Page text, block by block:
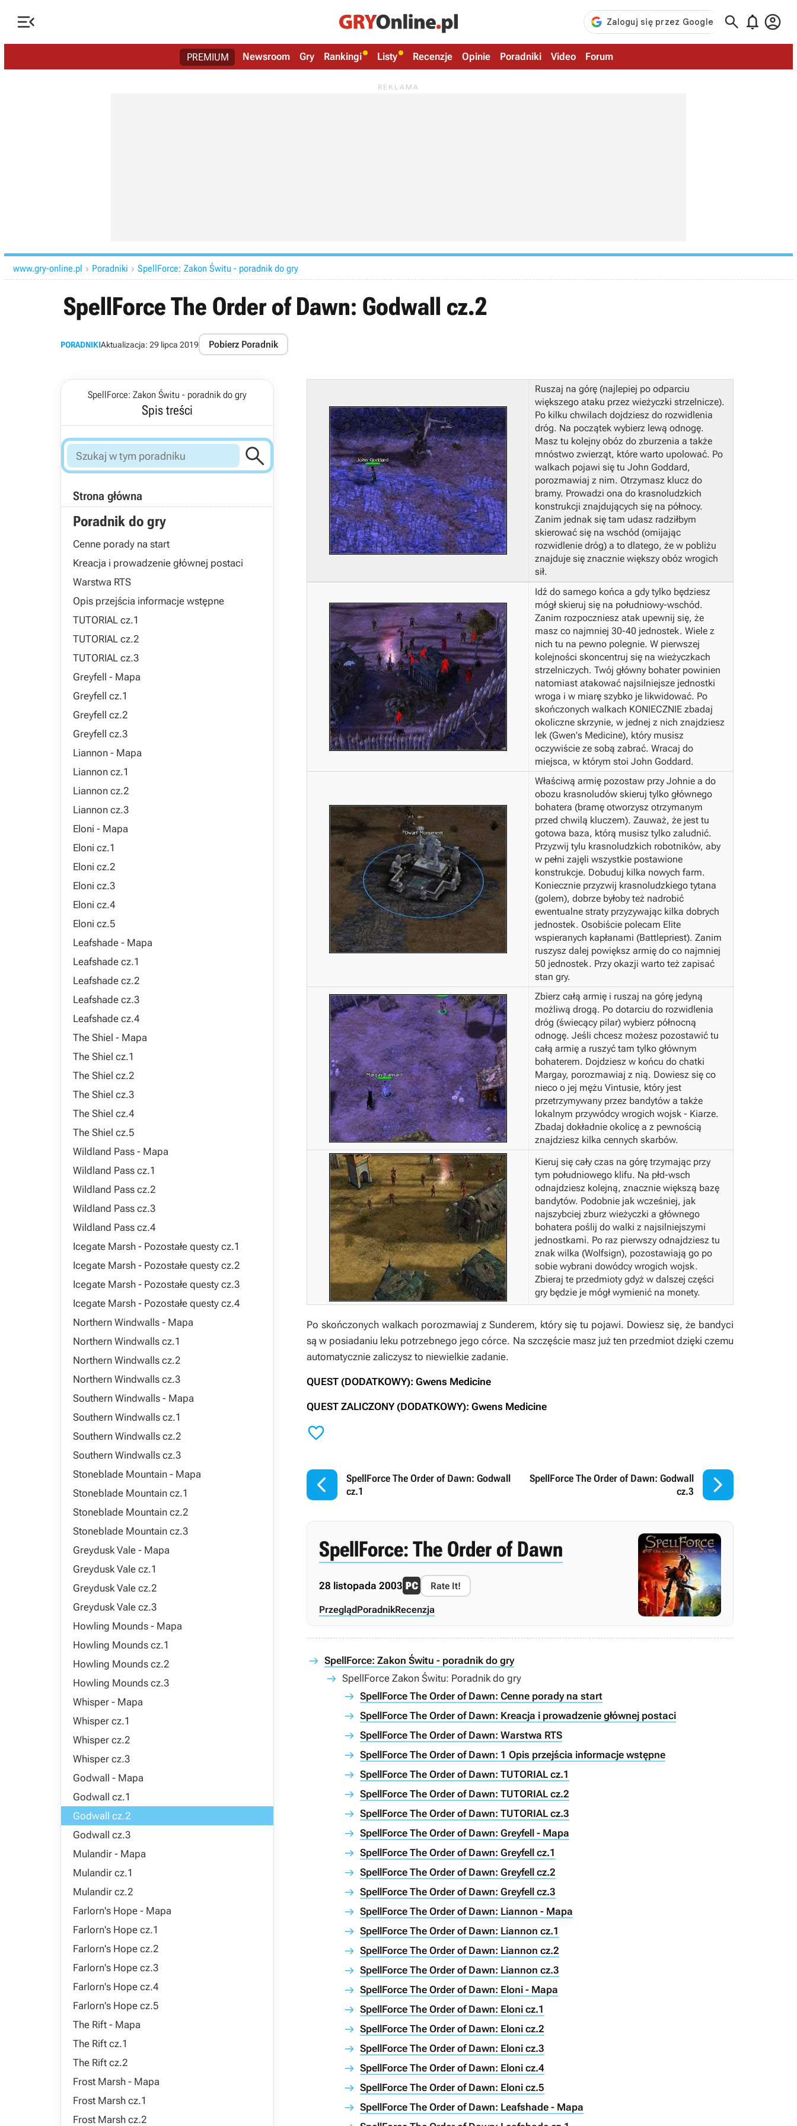
   
PREMIUM Newsroom Gry Rankingi Listy Recenzje Opinie Poradniki Video Forum
www.gry-online.pl  Poradniki  SpellForce: Zakon Świtu - poradnik do gry
SpellForce The Order of Dawn: Godwall cz.2
PORADNIKIAktualizacja: 29 lipca 2019 Pobierz Poradnik
SpellForce: Zakon Świtu - poradnik do gry
Spis treści

Strona główna
Poradnik do gry
Cenne porady na start
Kreacja i prowadzenie głównej postaci
Warstwa RTS
Opis przejścia informacje wstępne
TUTORIAL cz.1
TUTORIAL cz.2
TUTORIAL cz.3
Greyfell - Mapa
Greyfell cz.1
Greyfell cz.2
Greyfell cz.3
Liannon - Mapa
Liannon cz.1
Liannon cz.2
Liannon cz.3
Eloni - Mapa
Eloni cz.1
Eloni cz.2
Eloni cz.3
Eloni cz.4
Eloni cz.5
Leafshade - Mapa
Leafshade cz.1
Leafshade cz.2
Leafshade cz.3
Leafshade cz.4
The Shiel - Mapa
The Shiel cz.1
The Shiel cz.2
The Shiel cz.3
The Shiel cz.4
The Shiel cz.5
Wildland Pass - Mapa
Wildland Pass cz.1
Wildland Pass cz.2
Wildland Pass cz.3
Wildland Pass cz.4
Icegate Marsh - Pozostałe questy cz.1
Icegate Marsh - Pozostałe questy cz.2
Icegate Marsh - Pozostałe questy cz.3
Icegate Marsh - Pozostałe questy cz.4
Northern Windwalls - Mapa
Northern Windwalls cz.1
Northern Windwalls cz.2
Northern Windwalls cz.3
Southern Windwalls - Mapa
Southern Windwalls cz.1
Southern Windwalls cz.2
Southern Windwalls cz.3
Stoneblade Mountain - Mapa
Stoneblade Mountain cz.1
Stoneblade Mountain cz.2
Stoneblade Mountain cz.3
Greydusk Vale - Mapa
Greydusk Vale cz.1
Greydusk Vale cz.2
Greydusk Vale cz.3
Howling Mounds - Mapa
Howling Mounds cz.1
Howling Mounds cz.2
Howling Mounds cz.3
Whisper - Mapa
Whisper cz.1
Whisper cz.2
Whisper cz.3
Godwall - Mapa
Godwall cz.1
Godwall cz.2
Godwall cz.3
Mulandir - Mapa
Mulandir cz.1
Mulandir cz.2
Farlorn's Hope - Mapa
Farlorn's Hope cz.1
Farlorn's Hope cz.2
Farlorn's Hope cz.3
Farlorn's Hope cz.4
Farlorn's Hope cz.5
The Rift - Mapa
The Rift cz.1
The Rift cz.2
Frost Marsh - Mapa
Frost Marsh cz.1
Frost Marsh cz.2
Ruszaj na górę (najlepiej po odparciu
większego ataku przez wieżyczki strzelnicze).
Po kilku chwilach dojdziesz do rozwidlenia
dróg. Na początek wybierz lewą odnogę.
Masz tu kolejny obóz do zburzenia a także
mnóstwo zwierząt, które warto upolować. Po
walkach pojawi się tu John Goddard,
porozmawiaj z nim. Otrzymasz klucz do
bramy. Prowadzi ona do krasnoludzkich
konstrukcji znajdujących się na północy.
Zanim jednak się tam udasz radziłbym
skierować się na wschód (omijając
rozwidlenie dróg) a to dlatego, że w pobliżu
znajduje się znacznie większy obóz wrogich
sił.
Idź do samego końca a gdy tylko będziesz
mógł skieruj się na południowy-wschód.
Zanim rozpoczniesz atak upewnij się, że
masz co najmniej 30-40 jednostek. Wiele z
nich tu na pewno polegnie. W pierwszej
kolejności skoncentruj się na wieżyczkach
strzelniczych. Twój główny bohater powinien
natomiast atakować najsilniejsze jednostki
wroga i w miarę szybko je likwidować. Po
skończonych walkach KONIECZNIE zbadaj
okoliczne skrzynie, w jednej z nich znajdziesz
lek (Gwen's Medicine), który musisz
oczywiście ze sobą zabrać. Wracaj do
miejsca, w którym stoi John Goddard.
Właściwą armię pozostaw przy Johnie a do
obozu krasnoludów skieruj tylko głównego
bohatera (bramę otworzysz otrzymanym
przed chwilą kluczem). Zauważ, że jest tu
gotowa baza, którą musisz tylko zaludnić.
Przyzwij tylu krasnoludzkich robotników, aby
w pełni zajęli wszystkie postawione
konstrukcje. Dobuduj kilka nowych farm.
Koniecznie przyzwij krasnoludzkiego tytana
(golem), dobrze byłoby też nadrobić
ewentualne straty przyzywając kilka dobrych
jednostek. Osobiście polecam Elite
wspieranych kapłanami (Battlepriest). Zanim
ruszysz dalej powiększ armię do co najmniej
50 jednostek. Przy okazji warto też zapisać
stan gry.
Zbierz całą armię i ruszaj na górę jedyną
możliwą drogą. Po dotarciu do rozwidlenia
dróg (świecący pilar) wybierz północną
odnogę. Jeśli chcesz możesz pozostawić tu
całą armię a ruszyć tam tylko głównym
bohaterem. Dojdziesz w końcu do chatki
Margay, porozmawiaj z nią. Dowiesz się co
nieco o jej mężu Vintusie, który jest
przetrzymywany przez bandytów a także
lokalnym przywódcy wrogich wojsk - Kiarze.
Zbadaj dokładnie okolicę a z pewnością
znajdziesz kilka cennych skarbów.
Kieruj się cały czas na górę trzymając przy
tym południowego klifu. Na płd-wsch
odnajdziesz kolejną, znacznie większą bazę
bandytów. Podobnie jak wcześniej, jak
najszybciej zburz wieżyczki a głównego
bohatera poślij do walki z najsilniejszymi
jednostkami. Po raz pierwszy odnajdziesz tu
znak wilka (Wolfsign), pozostawiają go po
sobie wybrani dowódcy wrogich wojsk.
Zbieraj te przedmioty gdyż w dalszej części
gry będzie je mógł wymienić na monety.
Po skończonych walkach porozmawiaj z Sunderem, który się tu pojawi. Dowiesz się, że bandyci
są w posiadaniu leku potrzebnego jego córce. Na szczęście masz już ten przedmiot dzięki czemu
automatycznie zaliczysz to niewielkie zadanie.
QUEST (DODATKOWY): Gwens Medicine
QUEST ZALICZONY (DODATKOWY): Gwens Medicine


SpellForce The Order of Dawn: Godwall
cz.1
SpellForce The Order of Dawn: Godwall
cz.3

SpellForce: The Order of Dawn
28 listopada 2003 Rate It!
PrzeglądPoradnikRecenzja
SpellForce: Zakon Świtu - poradnik do gry
SpellForce Zakon Świtu: Poradnik do gry
SpellForce The Order of Dawn: Cenne porady na start
SpellForce The Order of Dawn: Kreacja i prowadzenie głównej postaci
SpellForce The Order of Dawn: Warstwa RTS
SpellForce The Order of Dawn: 1 Opis przejścia informacje wstępne
SpellForce The Order of Dawn: TUTORIAL cz.1
SpellForce The Order of Dawn: TUTORIAL cz.2
SpellForce The Order of Dawn: TUTORIAL cz.3
SpellForce The Order of Dawn: Greyfell - Mapa
SpellForce The Order of Dawn: Greyfell cz.1
SpellForce The Order of Dawn: Greyfell cz.2
SpellForce The Order of Dawn: Greyfell cz.3
SpellForce The Order of Dawn: Liannon - Mapa
SpellForce The Order of Dawn: Liannon cz.1
SpellForce The Order of Dawn: Liannon cz.2
SpellForce The Order of Dawn: Liannon cz.3
SpellForce The Order of Dawn: Eloni - Mapa
SpellForce The Order of Dawn: Eloni cz.1
SpellForce The Order of Dawn: Eloni cz.2
SpellForce The Order of Dawn: Eloni cz.3
SpellForce The Order of Dawn: Eloni cz.4
SpellForce The Order of Dawn: Eloni cz.5
SpellForce The Order of Dawn: Leafshade - Mapa